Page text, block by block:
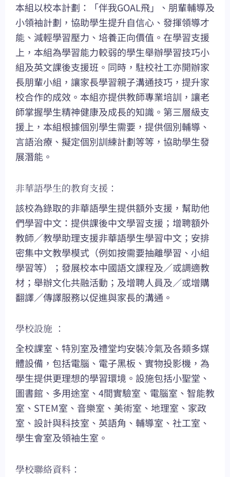
本組以校本計劃：「伴我GOAL飛」、朋輩輔導及
小領袖計劃，協助學生提升自信心、發揮領導才
能、減輕學習壓力、培養正向價值。在學習支援
上，本組為學習能力較弱的學生舉辦學習技巧小
組及英文課後支援班。同時，駐校社工亦開辦家
長朋輩小組，讓家長學習親子溝通技巧，提升家
校合作的成效。本組亦提供教師專業培訓，讓老
師掌握學生精神健康及成長的知識。第三層級支
援上，本組根據個別學生需要，提供個別輔導、
言語治療、擬定個別訓練計劃等等，協助學生發
展潛能。
非華語學生的教育支援：
該校為錄取的非華語學生提供額外支援，幫助他
們學習中文：提供課後中文學習支援；增聘額外
教師／教學助理支援非華語學生學習中文；安排
密集中文教學模式（例如按需要抽離學習、小組
學習等）；發展校本中國語文課程及／或調適教
材；舉辦文化共融活動；及增聘人員及／或增購
翻譯／傳譯服務以促進與家長的溝通。
學校設施 ：
全校課室、特別室及禮堂均安裝冷氣及各類多媒
體設備，包括電腦、電子黑板、實物投影機，為
學生提供更理想的學習環境。設施包括小聖堂、
圖書館、多用途室、4間實驗室、電腦室、智能教
室、STEM室、音樂室、美術室、地理室、家政
室、設計與科技室、英語角、輔導室、社工室、
學生會室及領袖生室。
學校聯絡資料：